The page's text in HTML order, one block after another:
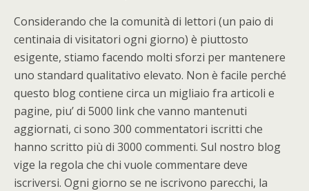
Considerando che la comunità di lettori (un paio di
centinaia di visitatori ogni giorno) è piuttosto
esigente, stiamo facendo molti sforzi per mantenere
uno standard qualitativo elevato. Non è facile perché
questo blog contiene circa un migliaio fra articoli e
pagine, piu’ di 5000 link che vanno mantenuti
aggiornati, ci sono 300 commentatori iscritti che
hanno scritto più di 3000 commenti. Sul nostro blog
vige la regola che chi vuole commentare deve
iscriversi. Ogni giorno se ne iscrivono parecchi, la